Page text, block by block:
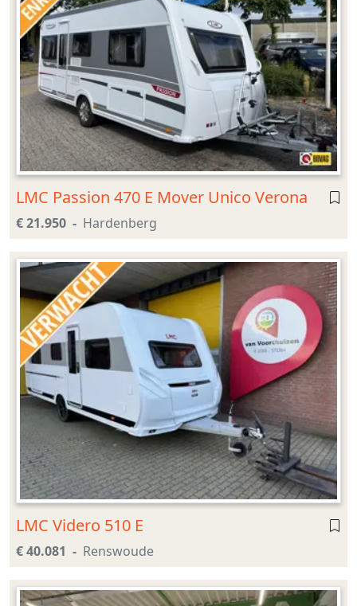
LMC Passion 470 E Mover Unico Verona
€ 21.950 Hardenberg
LMC Videro 510 E
€ 40.081 Renswoude